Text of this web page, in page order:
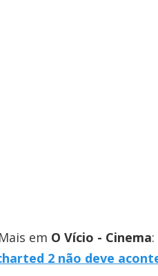
em O Vício - Cinema:
2 não deve